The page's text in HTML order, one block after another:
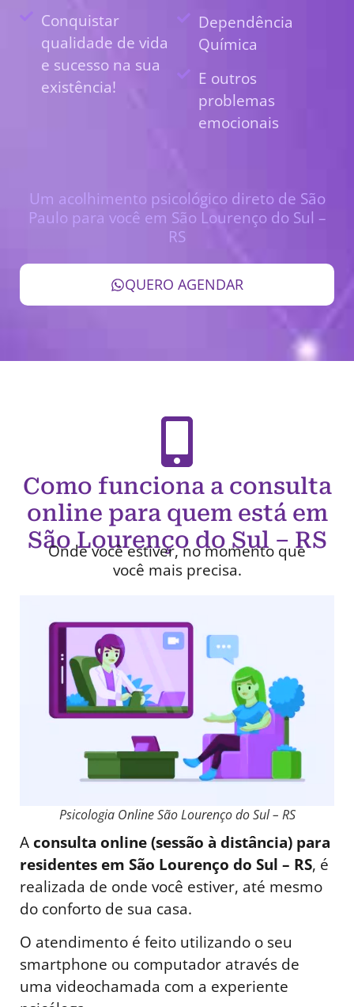
Conquistar
qualidade de vida
e sucesso na sua
existência!
Dependência
Química
E outros
problemas
emocionais
Um acolhimento psicológico direto de São
Paulo para você em São Lourenço do Sul –
RS
QUERO AGENDAR
Como funciona a consulta
online para quem está em
São Lourenço do Sul – RS
Onde você estiver, no momento que
você mais precisa.
Psicologia Online São Lourenço do Sul – RS
Aconsulta online (sessão à distância) para
residentes em São Lourenço do Sul – RS, é
realizada de onde você estiver, até mesmo
do conforto de sua casa.
O atendimento é feito utilizando o seu
smartphone ou computador através de
uma videochamada com a experiente